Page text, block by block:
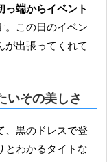
っ端からイベント
。この日のイベン
が出張ってくれて
いその美しさ
とわかるタイトな